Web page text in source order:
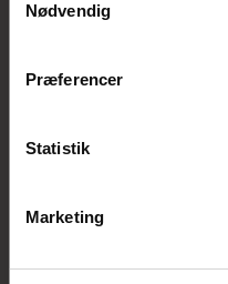
Nødvendig
Præferencer
Statistik
Marketing
menupunktet